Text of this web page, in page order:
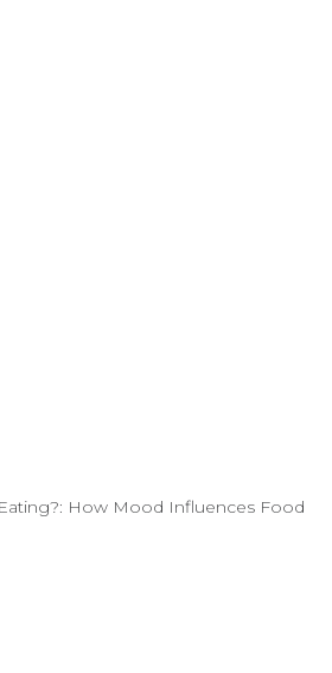
How Mood Influences Food